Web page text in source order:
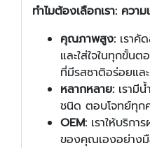
ทำไมต้องเลือกเรา: ควา
คุณภาพสูง: เรา
และใส่ใจในทุกขั้น
ที่มีรสชาติอร่อยแล
หลากหลาย: เรามี
ชนิด ตอบโจทย์ทุก
OEM: เราให้บริก
ของคุณเองอย่าง